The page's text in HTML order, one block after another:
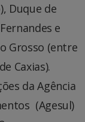
Duque de
e
Grosso (entre
Caxias).
da Agência
(Agesul)